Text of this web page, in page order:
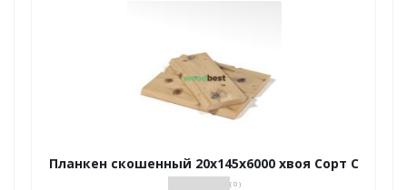
Планкен скошенный 20х145х6000 хвоя Сорт С
( 0 )